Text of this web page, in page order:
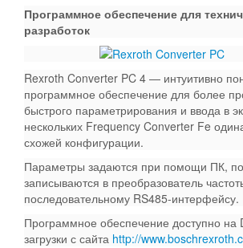
Программное обеспечение для
разработок
Rexroth Converter PC 4 — интуитивно
программное обеспечение для более
быстрого параметрирования и ввода в
нескольких Frequency Converter Fe
схожей конфигурации.
Параметры задаются при помощи ПК,
записываются в преобразователь
последовательному RS485-интерфейсу.
Программное обеспечение доступно на
загрузки с сайта http://